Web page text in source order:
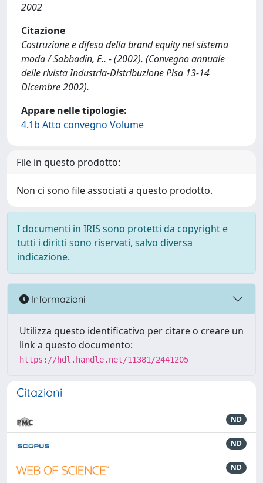
2002
Citazione
Costruzione e difesa della brand equity nel sistema
moda / Sabbadin, E.. - (2002). (Convegno annuale
delle rivista Industria-Distribuzione Pisa 13-14
Dicembre 2002).
Appare nelle tipologie:
4.1b Atto convegno Volume
File in questo prodotto:
Non ci sono file associati a questo prodotto.
I documenti in IRIS sono protetti da copyright e
tutti i diritti sono riservati, salvo diversa
indicazione.
Informazioni
Utilizza questo identificativo per citare o creare un
link a questo documento:
https://hdl.handle.net/11381/2441205
Citazioni
ND
ND
ND